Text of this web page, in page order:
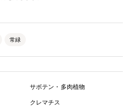
常緑
サボテン・多肉植物
クレマチス